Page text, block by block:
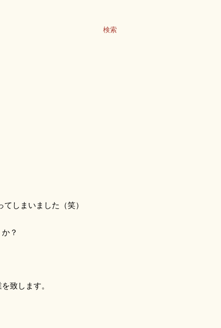
検索
しまいました（笑）
？
致します。